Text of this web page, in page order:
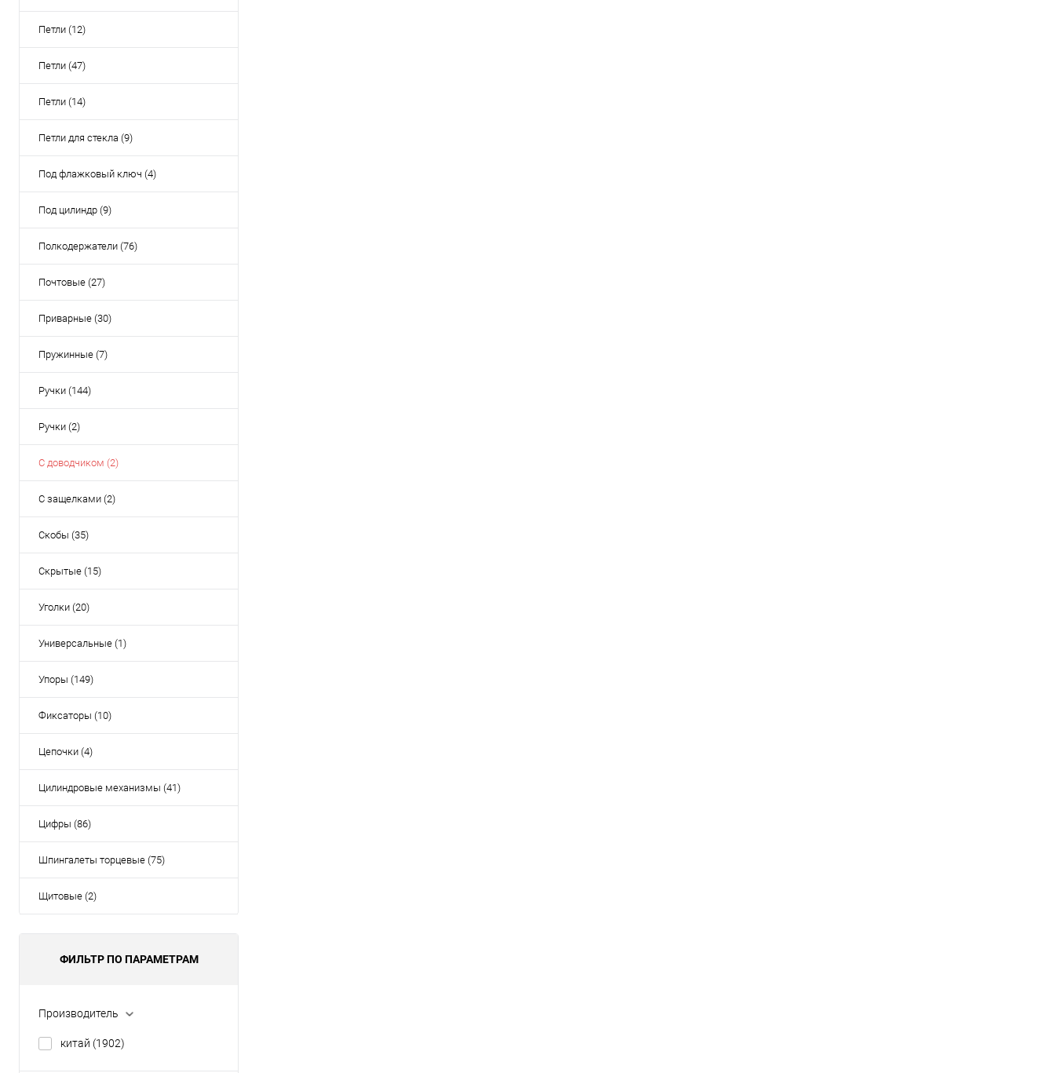
Петли (12)
Петли (47)
Петли (14)
Петли для стекла (9)
Под флажковый ключ (4)
Под цилиндр (9)
Полкодержатели (76)
Почтовые (27)
Приварные (30)
Пружинные (7)
Ручки (144)
Ручки (2)
С доводчиком (2)
С защелками (2)
Скобы (35)
Скрытые (15)
Уголки (20)
Универсальные (1)
Упоры (149)
Фиксаторы (10)
Цепочки (4)
Цилиндровые механизмы (41)
Цифры (86)
Шпингалеты торцевые (75)
Щитовые (2)
ФИЛЬТР ПО ПАРАМЕТРАМ
Производитель
китай (1902)